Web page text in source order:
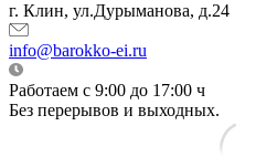
г. Клин, ул.Дурыманова, д.24
info@barokko-ei.ru
Работаем с 9:00 до 17:00 ч
Без перерывов и выходных.